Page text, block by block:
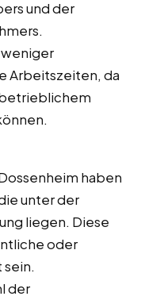
und der
Arbeitszeiten, da
haben
unter der
liegen. Diese
oder
der